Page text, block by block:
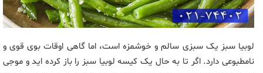
لوبیا سبز یک سبزی سالم و خوشمزه است، اما گاهی اوقات بوی قوی و
نامطبوعی دارد. اگر تا به حال یک کیسه لوبیا سبز را باز کرده اید و موجی